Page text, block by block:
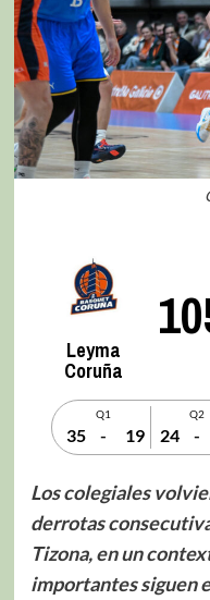
Leyma
Coruña
Q1
35 - 19
Q2
24 -
Los colegiales
derrotas
Tizona, en un
importantes siguen